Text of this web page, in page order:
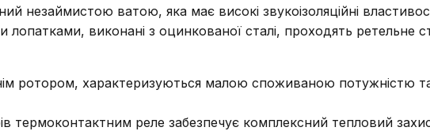
незаймистою ватою, яка має високі звукоізоляційні
лопатками, виконані з оцинкованої сталі, проходять ретельне
ротором, характеризуються малою споживаною потужністю
термоконтактним реле забезпечує комплексний тепловий